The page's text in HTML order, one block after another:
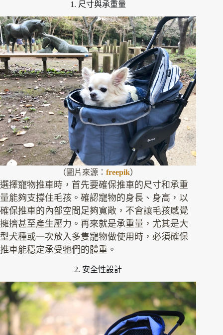
1. 尺寸與承重量
（圖片來源：freepik）
選擇寵物推車時，首先要確保推車的尺寸和承重
量能夠支撐住毛孩。確認寵物的身長、身高，以
確保推車的內部空間足夠寬敞，不會讓毛孩感覺
擁擠甚至產生壓力。再來就是承重量，尤其是大
型犬種或一次放入多隻寵物做使用時，必須確保
推車能穩定承受牠們的體重。
2. 安全性設計